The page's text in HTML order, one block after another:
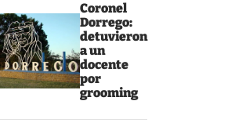
Coronel
Dorrego:
detuvieron
a un
docente
por
grooming